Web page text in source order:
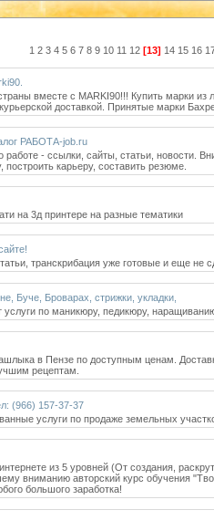
1 2 3 4 5 6 7 8 9 10 11 12 [13] 14 15 16
вместе с MARKI90!!! Купить марки
доставкой. Принятые марки
РАБОТА-job.ru
работе - ссылки, сайты, статьи,
карьеру, составить резюме.
на 3д принтере на разные тематики
транскрибация уже готовые и еще не
Буче, Броварах, стрижки, укладки,
по маникюру, педикюру,
в Пензе по доступным ценам.
рецептам.
(966) 157-37-37
услуги по продаже земельных
из 5 уровней (От создания,
вниманию авторский курс обучения
большого заработка!